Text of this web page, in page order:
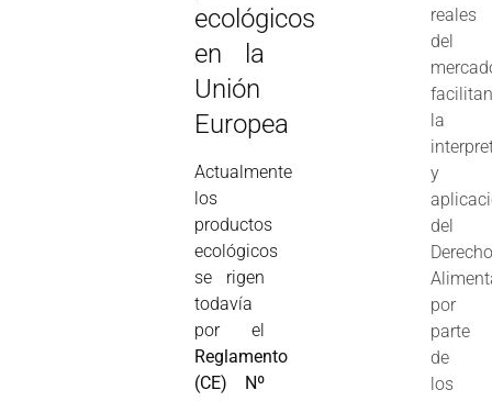
ecológicos
en la
Unión
Europea
Actualmente
los
productos
ecológicos
se rigen
todavía
por el
Reglamento
(CE) Nº
reales
del
la
y
del
por
parte
de
los